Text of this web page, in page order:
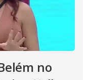
no